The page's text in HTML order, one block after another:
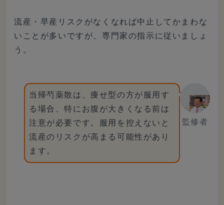
流産・早産リスクがなくなれば中止してかまわな
いことが多いですが、専門家の指示に従いましょ
う。
当帰芍薬散は、痩せ型の方が服用す
る場合、特にお腹が大きくなる前は
注意が必要です。服用を控えないと
流産のリスクが高まる可能性があり
ます。
監修者